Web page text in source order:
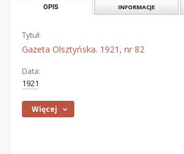
OPIS INFORMACJE
Tytuł:
Gazeta Olsztyńska. 1921, nr 82
Data:
1921
Więcej